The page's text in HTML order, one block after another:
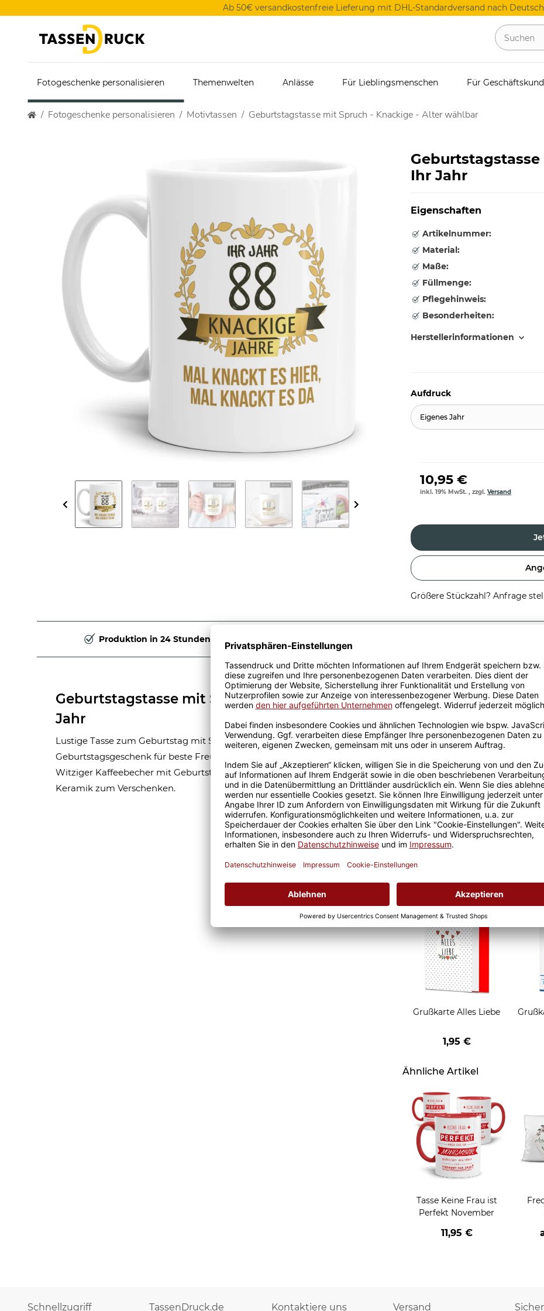
Ab 50€ versandkostenfreie Lieferung mit DHL-Standardversand nach
Fotogeschenke personalisieren Themenwelten Anlässe Für Lieblingsmenschen Für
Fotogeschenke personalisieren Motivtassen Geburtstagstasse mit Spruch - Knackige - Alter wählbar
Ihr Jahr
Eigenschaften
Artikelnummer:
Material:
Maße:
Füllmenge:
Pflegehinweis:
Besonderheiten:
Herstellerinformationen
Aufdruck
Eigenes Jahr
10,95 €
inkl. 19% MwSt. , zzgl. Versand
Größere Stückzahl? Anfrage
Produktion in 24 Stunden Produktion in
Geburtstagstasse mit Spruch - Knackige Ihr
Jahr
Lustige Tasse zum Geburtstag mit Spruch - einfach perfekt als
Geburtstagsgeschenk für beste Freunde, Kollegen, Großeltern und Eltern.
Witziger Kaffeebecher mit Geburtstagsspruch aus hochwertiger, weißer
Keramik zum Verschenken.
Passende Verpackungen
Geschenkverpackung 1
Tasse mit Fenster
für
Grußkarten zum
Grußkarte Alles Liebe
1,95 €
Ähnliche Artikel
Tasse Keine Frau ist
Perfekt November
11,95 €
Schnellzugriff TassenDruck.de Kontaktiere uns Versand